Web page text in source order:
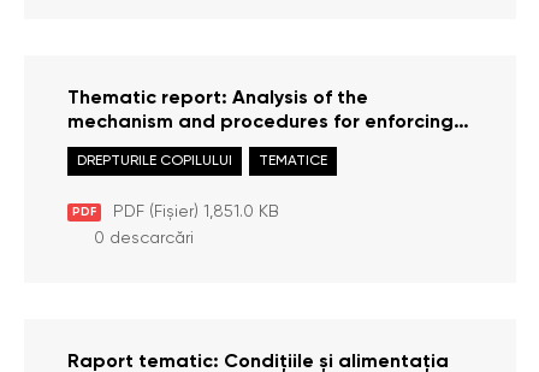
Thematic report: Analysis of the
mechanism and procedures for enforcing
child support
PDF PDF (Fișier) 1,851.0 KB
DREPTURILE COPILULUI TEMATICE
0 descarcări
Raport tematic: Condițiile și alimentația